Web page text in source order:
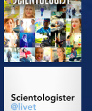
UTFORSK SERIEN